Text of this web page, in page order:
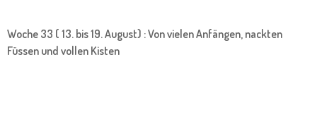
Woche 33 ( 13. bis 19. August) : Von vielen Anfängen, nackten
Füssen und vollen Kisten